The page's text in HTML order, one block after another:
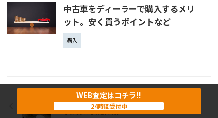
中古車をディーラーで購入するメリ
ット。安く買うポイントなど
購入
【車の車検費用】基礎知識や費用の内訳ま
でを具体的に解説
WEB査定はコチラ!!
24時間受付中